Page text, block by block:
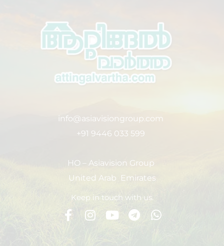
info@asiavisiongroup.com
+91 9446 033 599
HO – Asiavision Group
United Arab Emirates
Keep in touch with us.